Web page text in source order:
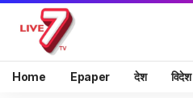
Home Epaper देश विदेश